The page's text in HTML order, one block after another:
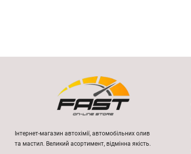
Інтернет-магазин автохімії, автомобільних олив
та мастил. Великий асортимент, відмінна якість.